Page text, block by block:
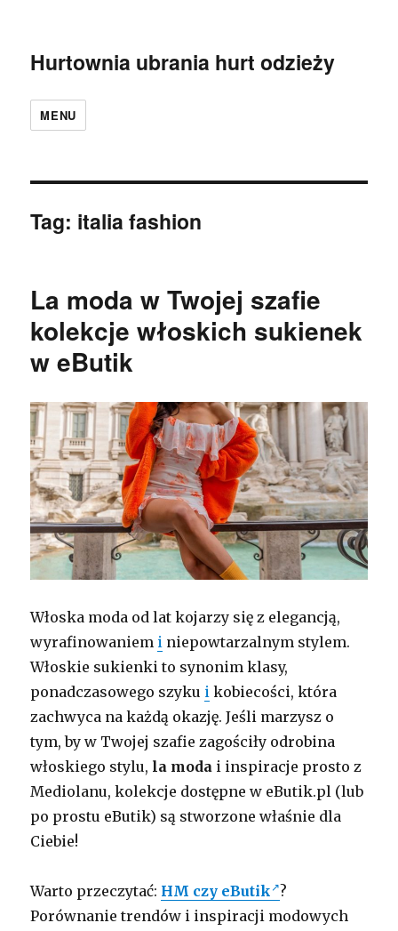
Hurtownia ubrania hurt odzieży
MENU
Tag: italia fashion
La moda w Twojej szafie
kolekcje włoskich sukienek
w eButik
Włoska moda od lat kojarzy się z elegancją,
wyrafinowaniem i niepowtarzalnym stylem.
Włoskie sukienki to synonim klasy,
ponadczasowego szyku i kobiecości, która
zachwyca na każdą okazję. Jeśli marzysz o
tym, by w Twojej szafie zagościły odrobina
włoskiego stylu, la moda i inspiracje prosto z
Mediolanu, kolekcje dostępne w eButik.pl (lub
po prostu eButik) są stworzone właśnie dla
Ciebie!
Warto przeczytać: HM czy eButik ?
Porównanie trendów i inspiracji modowych